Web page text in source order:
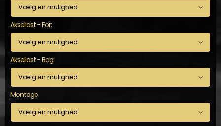

Aksellast - For:

Aksellast - Bag:

Montage
